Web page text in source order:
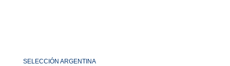
SELECCIÓN ARGENTINA